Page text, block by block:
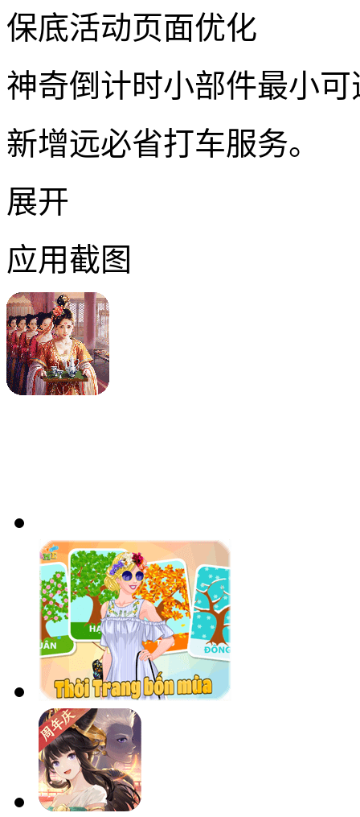
保底活动页面优化
神奇倒计时小部件最小
新增远必省打车服务。
展开
应用截图